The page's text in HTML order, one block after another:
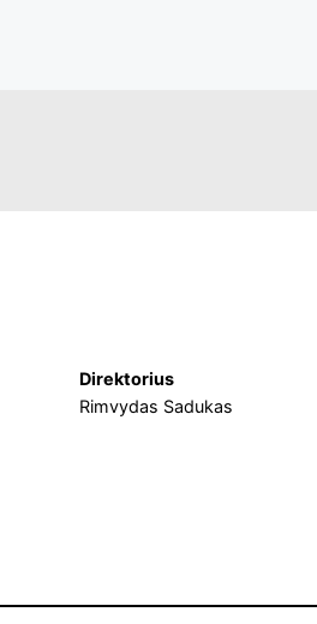
Direktorius
Rimvydas Sadukas